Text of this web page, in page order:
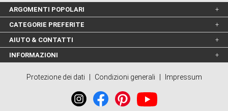
ARGOMENTI POPOLARI
CATEGORIE PREFERITE
AIUTO & CONTATTI
INFORMAZIONI
Protezione dei dati Condizioni generali Impressum